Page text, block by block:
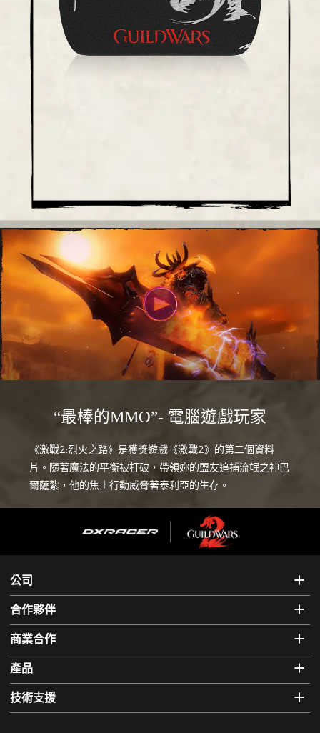
“最棒的MMO”- 電腦遊戲玩家
《激戰2:烈火之路》是獲獎遊戲《激戰2》的第二個資料
片。隨著魔法的平衡被打破，帶領妳的盟友追捕流氓之神巴
爾薩紮，他的焦土行動威脅著泰利亞的生存。
公司
合作夥伴
商業合作
產品
技術支援